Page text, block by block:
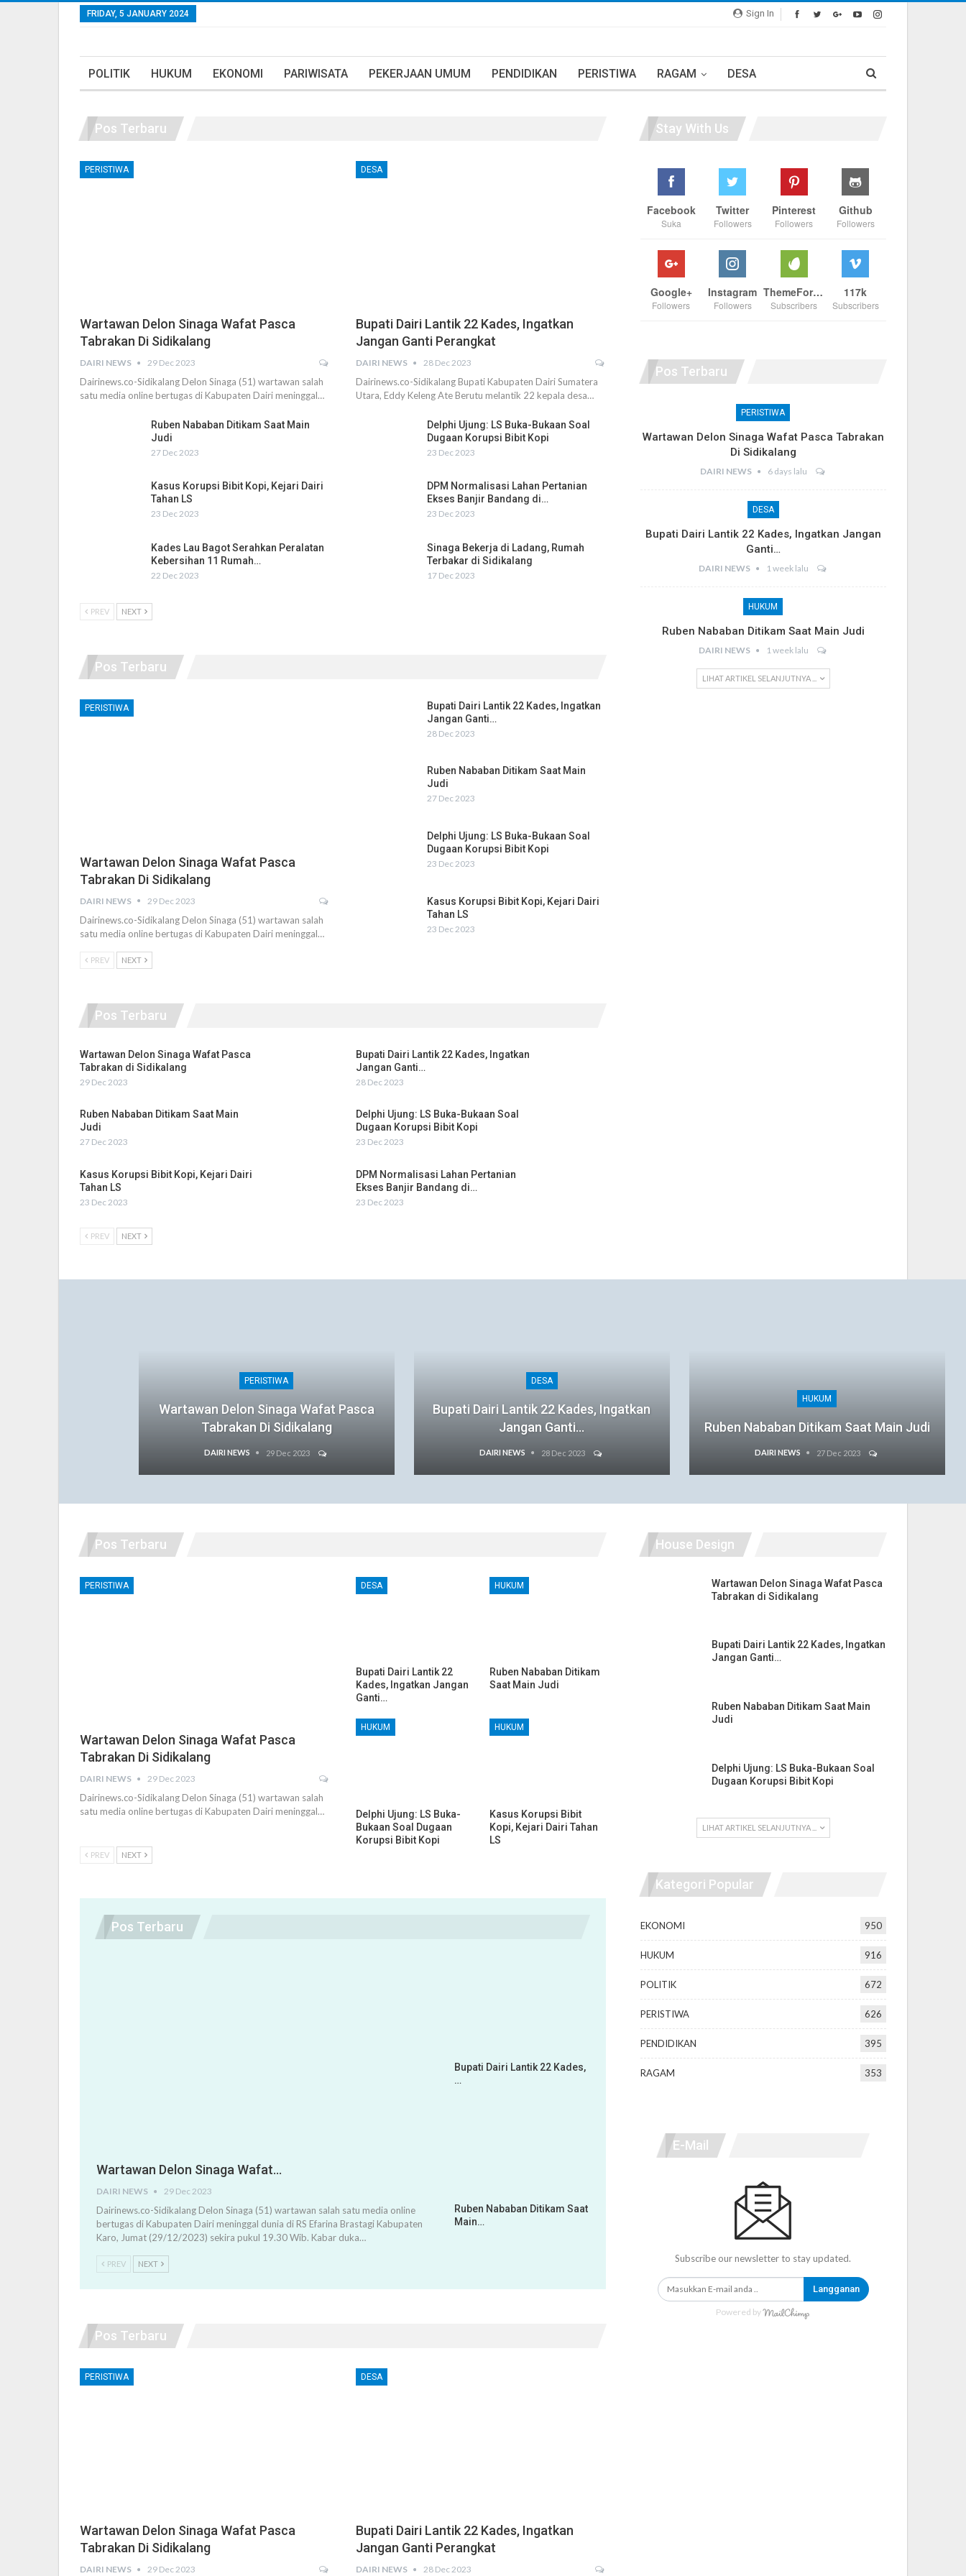
Sign In
FRIDAY, 5 JANUARY 2024
POLITIK HUKUM EKONOMI PARIWISATA PEKERJAAN UMUM PENDIDIKAN PERISTIWA RAGAM DESA
Pos Terbaru
PERISTIWA
Wartawan Delon Sinaga Wafat Pasca
Tabrakan Di Sidikalang
DAIRI NEWS 29 Dec 2023
Dairinews.co-Sidikalang Delon Sinaga (51) wartawan salah
satu media online bertugas di Kabupaten Dairi meninggal…
DESA
Bupati Dairi Lantik 22 Kades, Ingatkan
Jangan Ganti Perangkat
DAIRI NEWS 28 Dec 2023
Dairinews.co-Sidikalang Bupati Kabupaten Dairi Sumatera
Utara, Eddy Keleng Ate Berutu melantik 22 kepala desa…
Ruben Nababan Ditikam Saat Main
Judi
27 Dec 2023
Delphi Ujung: LS Buka-Bukaan Soal
Dugaan Korupsi Bibit Kopi
23 Dec 2023
Kasus Korupsi Bibit Kopi, Kejari Dairi
Tahan LS
23 Dec 2023
DPM Normalisasi Lahan Pertanian
Ekses Banjir Bandang di…
23 Dec 2023
Kades Lau Bagot Serahkan Peralatan
Kebersihan 11 Rumah…
22 Dec 2023
Sinaga Bekerja di Ladang, Rumah
Terbakar di Sidikalang
17 Dec 2023
PREV NEXT
Pos Terbaru
PERISTIWA
Wartawan Delon Sinaga Wafat Pasca
Tabrakan Di Sidikalang
DAIRI NEWS 29 Dec 2023
Dairinews.co-Sidikalang Delon Sinaga (51) wartawan salah
satu media online bertugas di Kabupaten Dairi meninggal…
Bupati Dairi Lantik 22 Kades, Ingatkan
Jangan Ganti…
28 Dec 2023
Ruben Nababan Ditikam Saat Main
Judi
27 Dec 2023
Delphi Ujung: LS Buka-Bukaan Soal
Dugaan Korupsi Bibit Kopi
23 Dec 2023
Kasus Korupsi Bibit Kopi, Kejari Dairi
Tahan LS
23 Dec 2023
PREV NEXT
Pos Terbaru
Wartawan Delon Sinaga Wafat Pasca
Tabrakan di Sidikalang
29 Dec 2023
Bupati Dairi Lantik 22 Kades, Ingatkan
Jangan Ganti…
28 Dec 2023
Ruben Nababan Ditikam Saat Main
Judi
27 Dec 2023
Delphi Ujung: LS Buka-Bukaan Soal
Dugaan Korupsi Bibit Kopi
23 Dec 2023
Kasus Korupsi Bibit Kopi, Kejari Dairi
Tahan LS
23 Dec 2023
DPM Normalisasi Lahan Pertanian
Ekses Banjir Bandang di…
23 Dec 2023
PREV NEXT
Stay With Us
Facebook
Suka
Twitter
Followers
Pinterest
Followers
Github
Followers
Google+
Followers
Instagram
Followers
ThemeForest
Subscribers
117k
Subscribers
Pos Terbaru
PERISTIWA
Wartawan Delon Sinaga Wafat Pasca Tabrakan
Di Sidikalang
DAIRI NEWS 6 days lalu
DESA
Bupati Dairi Lantik 22 Kades, Ingatkan Jangan
Ganti…
DAIRI NEWS 1 week lalu
HUKUM
Ruben Nababan Ditikam Saat Main Judi
DAIRI NEWS 1 week lalu
LIHAT ARTIKEL SELANJUTNYA ...
PERISTIWA
Wartawan Delon Sinaga Wafat Pasca
Tabrakan Di Sidikalang
DAIRI NEWS 29 Dec 2023
DESA
Bupati Dairi Lantik 22 Kades, Ingatkan
Jangan Ganti…
DAIRI NEWS 28 Dec 2023
HUKUM
Ruben Nababan Ditikam Saat Main Judi
DAIRI NEWS 27 Dec 2023
Pos Terbaru
PERISTIWA
Wartawan Delon Sinaga Wafat Pasca
Tabrakan Di Sidikalang
DAIRI NEWS 29 Dec 2023
Dairinews.co-Sidikalang Delon Sinaga (51) wartawan salah
satu media online bertugas di Kabupaten Dairi meninggal…
DESA
Bupati Dairi Lantik 22
Kades, Ingatkan Jangan
Ganti…
HUKUM
Ruben Nababan Ditikam
Saat Main Judi
HUKUM
Delphi Ujung: LS Buka-
Bukaan Soal Dugaan
Korupsi Bibit Kopi
HUKUM
Kasus Korupsi Bibit
Kopi, Kejari Dairi Tahan
LS
PREV NEXT
Pos Terbaru
Wartawan Delon Sinaga Wafat…
DAIRI NEWS 29 Dec 2023
Dairinews.co-Sidikalang Delon Sinaga (51) wartawan salah satu media online
bertugas di Kabupaten Dairi meninggal dunia di RS Efarina Brastagi Kabupaten
Karo, Jumat (29/12/2023) sekira pukul 19.30 Wib. Kabar duka…
Bupati Dairi Lantik 22 Kades,
…
Ruben Nababan Ditikam Saat
Main…
PREV NEXT
Pos Terbaru
PERISTIWA
Wartawan Delon Sinaga Wafat Pasca
Tabrakan Di Sidikalang
DAIRI NEWS 29 Dec 2023
DESA
Bupati Dairi Lantik 22 Kades, Ingatkan
Jangan Ganti Perangkat
DAIRI NEWS 28 Dec 2023
House Design
Wartawan Delon Sinaga Wafat Pasca
Tabrakan di Sidikalang
Bupati Dairi Lantik 22 Kades, Ingatkan
Jangan Ganti…
Ruben Nababan Ditikam Saat Main
Judi
Delphi Ujung: LS Buka-Bukaan Soal
Dugaan Korupsi Bibit Kopi
LIHAT ARTIKEL SELANJUTNYA ...
Kategori Popular
EKONOMI 950
HUKUM 916
POLITIK 672
PERISTIWA 626
PENDIDIKAN 395
RAGAM 353
E-Mail
Subscribe our newsletter to stay updated.
Langganan
Powered by